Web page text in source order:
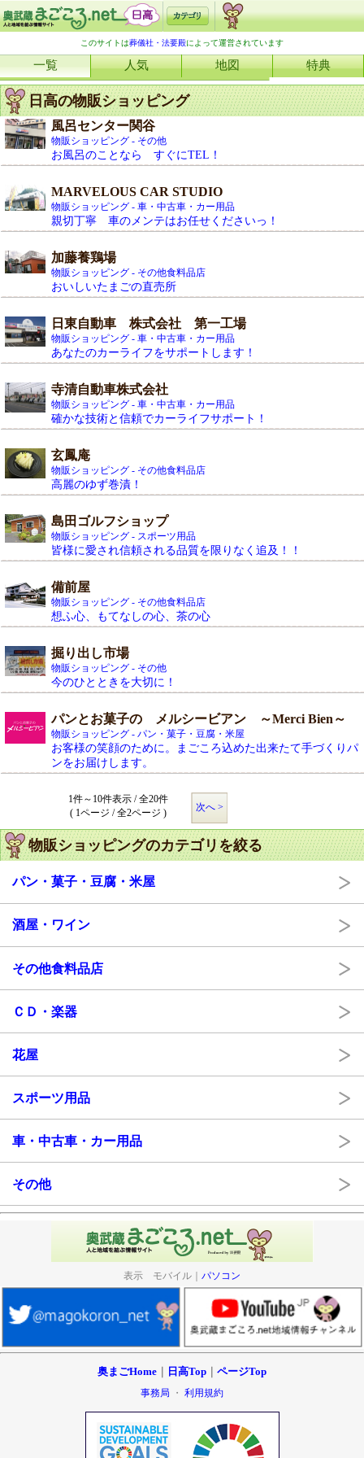
このサイトは葬儀社・法要殿によって運営されています
一覧 人気 地図 特典
日高の物販ショッピング
風呂センター関谷
物販ショッピング - その他
お風呂のことなら すぐにTEL！
MARVELOUS CAR STUDIO
物販ショッピング - 車・中古車・カー用品
親切丁寧 車のメンテはお任せくださいっ！
加藤養鶏場
物販ショッピング - その他食料品店
おいしいたまごの直売所
日東自動車 株式会社 第一工場
物販ショッピング - 車・中古車・カー用品
あなたのカーライフをサポートします！
寺清自動車株式会社
物販ショッピング - 車・中古車・カー用品
確かな技術と信頼でカーライフサポート！
玄鳳庵
物販ショッピング - その他食料品店
高麗のゆず巻漬！
島田ゴルフショップ
物販ショッピング - スポーツ用品
皆様に愛され信頼される品質を限りなく追及！！
備前屋
物販ショッピング - その他食料品店
想ふ心、もてなしの心、茶の心
掘り出し市場
物販ショッピング - その他
今のひとときを大切に！
パンとお菓子の メルシービアン ～Merci Bien～
物販ショッピング - パン・菓子・豆腐・米屋
お客様の笑顔のために。まごころ込めた出来たて手づくりパ
ンをお届けします。
1件～10件表示 / 全20件
( 1ページ / 全2ページ )
次へ >
物販ショッピングのカテゴリを絞る
パン・菓子・豆腐・米屋
酒屋・ワイン
その他食料品店
ＣＤ・楽器
花屋
スポーツ用品
車・中古車・カー用品
その他
表示 モバイル｜ パソコン
奥まごHome 日高Top ページTop
事務局 ・ 利用規約